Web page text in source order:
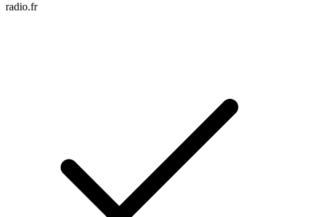
radio.fr